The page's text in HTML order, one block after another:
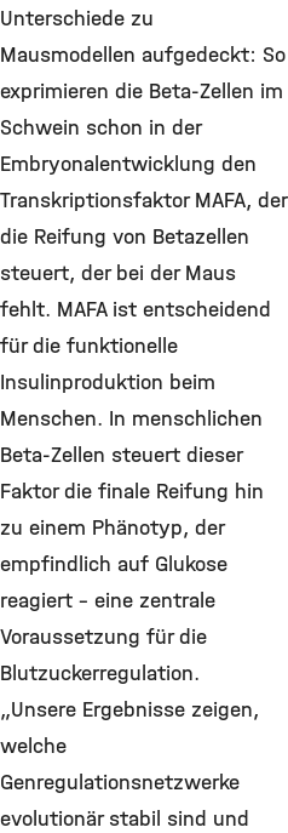
Unterschiede zu
Mausmodellen aufgedeckt: So
exprimieren die Beta-Zellen im
Schwein schon in der
Embryonalentwicklung den
Transkriptionsfaktor MAFA, der
die Reifung von Betazellen
steuert, der bei der Maus
fehlt. MAFA ist entscheidend
für die funktionelle
Insulinproduktion beim
Menschen. In menschlichen
Beta-Zellen steuert dieser
Faktor die finale Reifung hin
zu einem Phänotyp, der
empfindlich auf Glukose
reagiert – eine zentrale
Voraussetzung für die
Blutzuckerregulation.
„Unsere Ergebnisse zeigen,
welche
Genregulationsnetzwerke
evolutionär stabil sind und